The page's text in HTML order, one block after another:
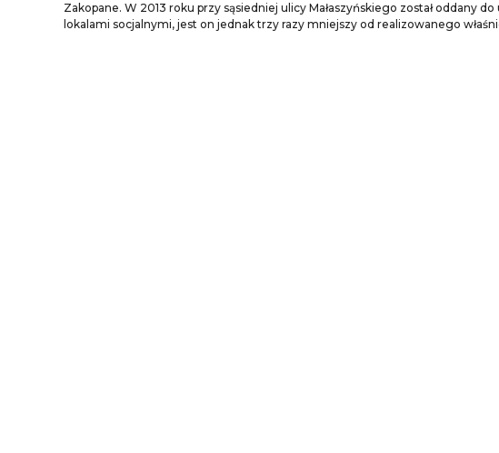
Zakopane. W 2013 roku przy sąsiedniej ulicy Małaszyńskiego został oddany
lokalami socjalnymi, jest on jednak trzy razy mniejszy od realizowanego